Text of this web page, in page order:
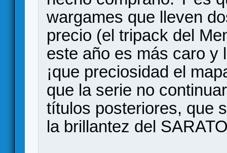
wargames que lleven
precio (el tripack del
este año es más caro y
¡que preciosidad el
que la serie no
títulos posteriores, que
la brillantez del